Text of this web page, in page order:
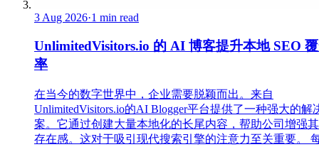
3 Aug 2026·1 min read
UnlimitedVisitors.io 的 AI 博客提升本地 SEO
率
在当今的数字世界中，企业需要脱颖而出。来自
UnlimitedVisitors.io的AI Blogger平台提供了一种强大的解
案。它通过创建大量本地化的长尾内容，帮助公司增强
存在感。这对于吸引现代搜索引擎的注意力至关重要。